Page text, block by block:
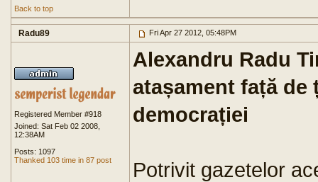
Back to top
Radu89 Fri Apr 27 2012, 05:48PM
Registered Member #918
Joined: Sat Feb 02 2008,
12:38AM
Posts: 1097
Thanked 103 time in 87 post
Alexandru Radu
atașament față de
democrației
Potrivit gazetelor